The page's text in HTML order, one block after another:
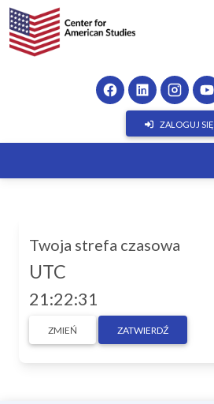
ZALOGUJ SIĘ
Twoja strefa czasowa
UTC
21:22:31
ZMIEŃ ZATWIERDŹ